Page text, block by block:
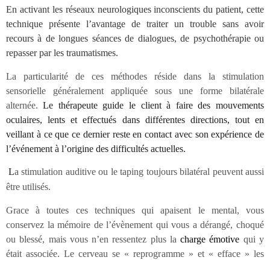
En activant les réseaux neurologiques inconscients du patient, cette
technique présente l’avantage de traiter un trouble sans avoir
recours à de longues séances de dialogues, de psychothérapie ou
repasser par les traumatismes.
La particularité de ces méthodes réside dans la stimulation
sensorielle généralement appliquée sous une forme bilatérale
alternée. Le thérapeute guide le client à faire des mouvements
oculaires, lents et effectués dans différentes directions, tout en
veillant à ce que ce dernier reste en contact avec son expérience de
l’événement à l’origine des difficultés actuelles.
La stimulation auditive ou le taping toujours bilatéral peuvent aussi
être utilisés.
Grace à toutes ces techniques qui apaisent le mental, vous
conservez la mémoire de l’évènement qui vous a dérangé, choqué
ou blessé, mais vous n’en ressentez plus la charge émotive qui y
était associée. Le cerveau se « reprogramme » et « efface » les